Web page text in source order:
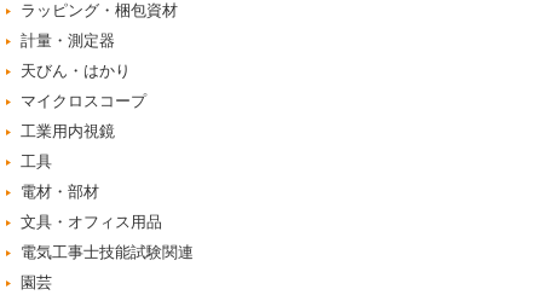
ラッピング・梱包資材
計量・測定器
天びん・はかり
マイクロスコープ
工業用内視鏡
工具
電材・部材
文具・オフィス用品
電気工事士技能試験関連
園芸